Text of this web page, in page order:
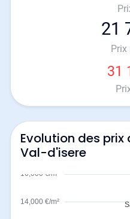
21
Prix
31
Evolution des
Val-d'isere